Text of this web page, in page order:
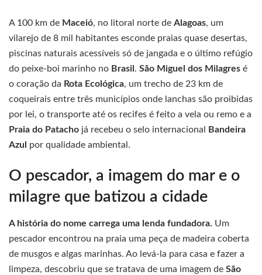
A 100 km de Maceió, no litoral norte de Alagoas, um
vilarejo de 8 mil habitantes esconde praias quase desertas,
piscinas naturais acessíveis só de jangada e o último refúgio
do peixe-boi marinho no Brasil . São Miguel dos Milagres é
o coração da Rota Ecológica, um trecho de 23 km de
coqueirais entre três municípios onde lanchas são proibidas
por lei, o transporte até os recifes é feito a vela ou remo e a
Praia do Patacho já recebeu o selo internacional
Bandeira
Azul
por qualidade ambiental.
O pescador, a imagem do mar e o
milagre que batizou a cidade
A história do nome carrega uma lenda fundadora. Um
pescador encontrou na praia uma peça de madeira coberta
de musgos e algas marinhas. Ao levá-la para casa e fazer a
limpeza, descobriu que se tratava de uma imagem de São